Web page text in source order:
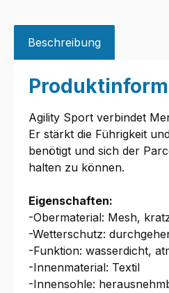
Beschreibung
Agility Sport verbindet
Er stärkt die Führigkeit
benötigt und sich der
halten zu können.
Eigenschaften:
-Obermaterial: Mesh,
-Wetterschutz:
-Funktion: wasserdicht,
-Innenmaterial: Textil
-Innensohle: